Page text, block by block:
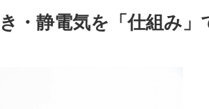
・静電気を「仕組み」